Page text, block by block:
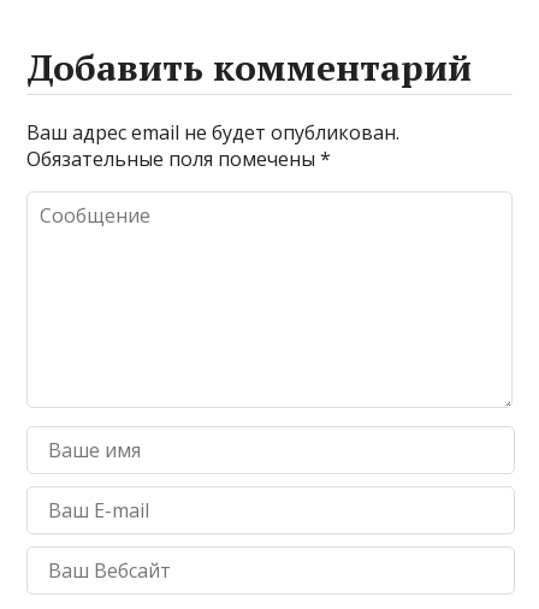
Добавить комментарий
Ваш адрес email не будет опубликован.
Обязательные поля помечены*